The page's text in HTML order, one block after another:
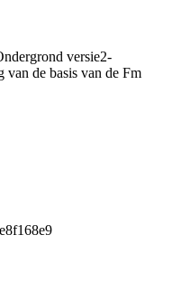
versie2-
de basis van de Fm